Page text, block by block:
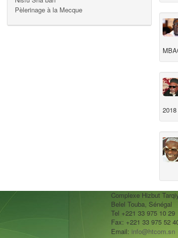
Pèlerinage à la Mecque
2018
Complexe Hizbut
Belel Touba, Sénégal
Tel +221 33 975 10 29
Fax: +221 33 975 52
Email: info@htcom.sn